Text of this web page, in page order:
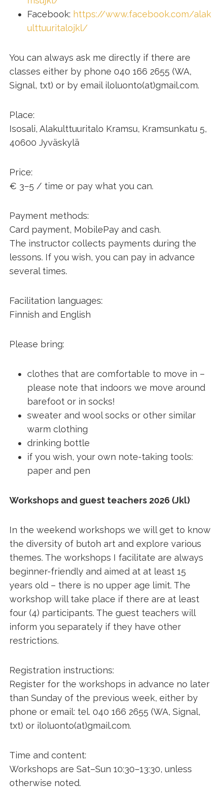
Facebook: https://www.facebook.com/alak
ulttuuritalojkl/
You can always ask me directly if there are
classes either by phone 040 166 2655 (WA,
Signal, txt) or by email iloluonto(at)gmail.com.
Place:
Isosali, Alakulttuuritalo Kramsu, Kramsunkatu 5,
40600 Jyväskylä
Price:
€ 3–5 / time or pay what you can.
Payment methods:
Card payment, MobilePay and cash.
The instructor collects payments during the
lessons. If you wish, you can pay in advance
several times.
Facilitation languages:
Finnish and English
Please bring:
clothes that are comfortable to move in –
please note that indoors we move around
barefoot or in socks!
sweater and wool socks or other similar
warm clothing
drinking bottle
if you wish, your own note-taking tools:
paper and pen
Workshops and guest teachers 2026 (Jkl)
In the weekend workshops we will get to know
the diversity of butoh art and explore various
themes. The workshops I facilitate are always
beginner-friendly and aimed at at least 15
years old – there is no upper age limit. The
workshop will take place if there are at least
four (4) participants. The guest teachers will
inform you separately if they have other
restrictions.
Registration instructions:
Register for the workshops in advance no later
than Sunday of the previous week, either by
phone or email: tel. 040 166 2655 (WA, Signal,
txt) or iloluonto(at)gmail.com.
Time and content:
Workshops are Sat–Sun 10:30–13:30, unless
otherwise noted.